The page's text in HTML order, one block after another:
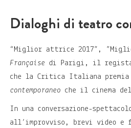
Dialoghi di teatro
“Miglior attrice 2017”,
Française di Parigi, il
che la Critica Italiana
contemporaneo che il cinema del
In una conversazione-
all’improvviso, brevi video